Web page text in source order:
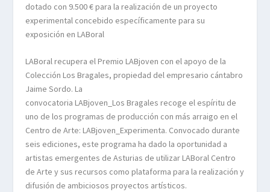
dotado con 9.500 € para la realización de un proyecto
experimental concebido específicamente para su
exposición en LABoral
LABoral recupera el Premio LABjoven con el apoyo de la
Colección Los Bragales, propiedad del empresario cántabro
Jaime Sordo. La
convocatoria LABjoven_Los Bragalesrecoge el espíritu de
uno de los programas de producción con más arraigo en el
Centro de Arte: LABjoven_Experimenta. Convocado durante
seis ediciones, este programa ha dado la oportunidad a
artistas emergentes de Asturias de utilizar LABoral Centro
de Arte y sus recursos como plataforma para la realización y
difusión de ambiciosos proyectos artísticos.